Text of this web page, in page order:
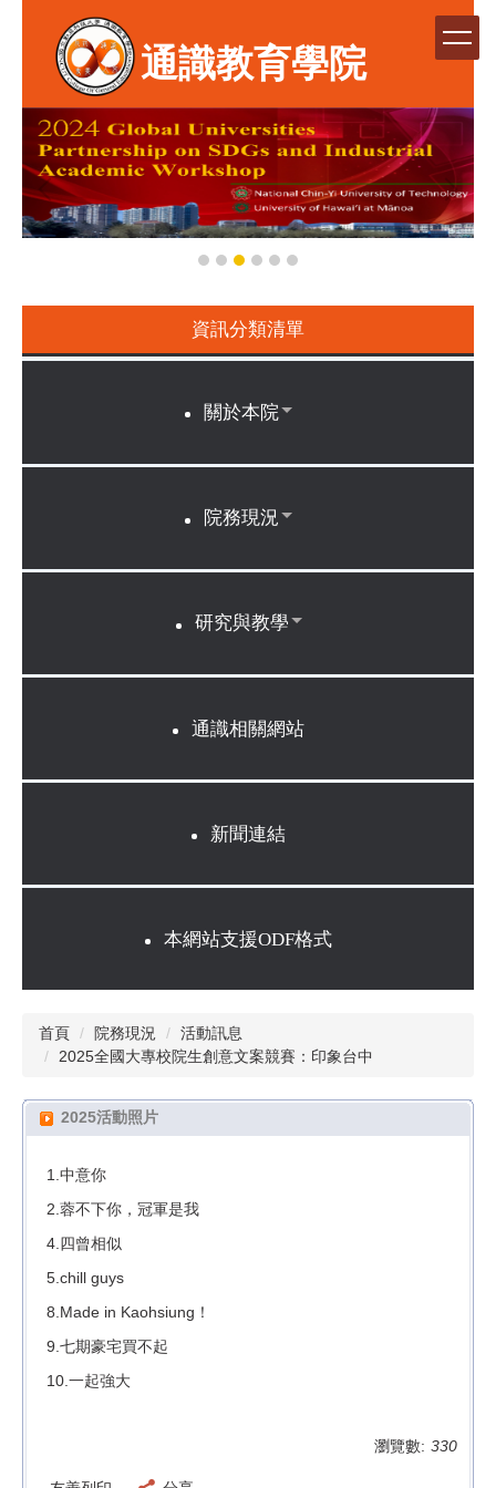
內
通識教育學院
資訊分類清單
關於本院
院務現況
研究與教學
通識相關網站
新聞連結
本網站支援ODF格式
首頁 院務現況
活動訊息
2025全國大專校院生創意文案競賽：印象台中
2025活動照片
1.中意你
2.蓉不下你，冠軍是我
4.四曾相似
5.chill guys
8.Made in Kaohsiung！
9.七期豪宅買不起
10.一起強大
瀏覽數: 330